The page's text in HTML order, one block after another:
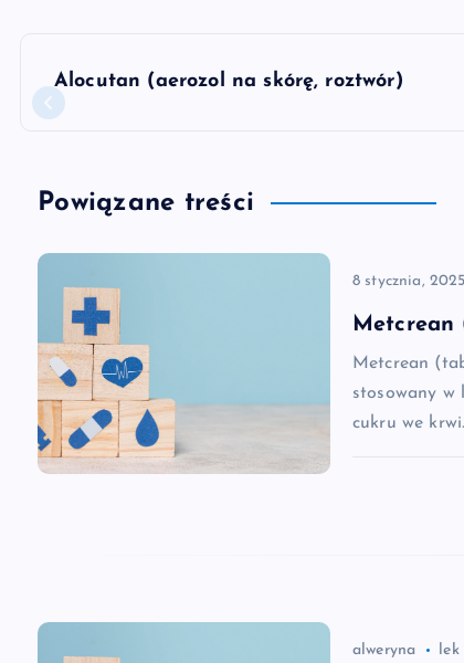
N
a
w
a
c
w
Alocutan (aerozol na skórę, roztwór)
Powiązane treści
8 stycznia, 2025
Metcrean
Metcrean
stosowany w
cukru we
alweryna